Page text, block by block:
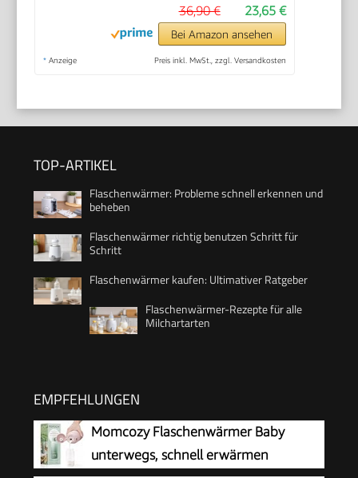
23,65 €
36,90 €
Bei Amazon ansehen
* Anzeige Preis inkl. MwSt., zzgl. Versandkosten
TOP-ARTIKEL
Flaschenwärmer: Probleme schnell erkennen und
beheben
Flaschenwärmer richtig benutzen Schritt für
Schritt
Flaschenwärmer kaufen: Ultimativer Ratgeber
Flaschenwärmer-Rezepte für alle
Milchartarten
EMPFEHLUNGEN
Momcozy Flaschenwärmer Baby
unterwegs, schnell erwärmen